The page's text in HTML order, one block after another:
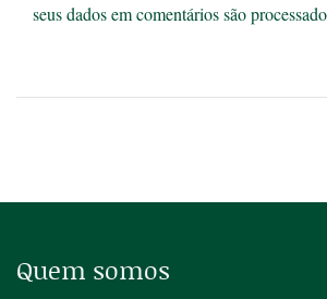
seus dados em comentários são
Quem somos